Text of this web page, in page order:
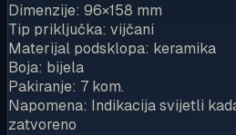
Dimenzije: 96×158 mm
Tip priključka: vijčani
Materijal podsklopa: keramika
Boja: bijela
Pakiranje: 7 kom.
Napomena: Indikacija svijetli
zatvoreno